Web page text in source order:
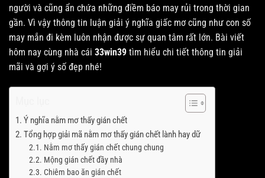
người và cũng ẩn chứa những điềm báo may rủi trong thời gian
gần. Vì vậy thông tin luận giải ý nghĩa giấc mơ cũng như con số
may mắn đi kèm luôn nhận được sự quan tâm rất lớn. Bài viết
hôm nay cùng nhà cái 33win39 tìm hiểu chi tiết thông tin giải
mãi và gợi ý số đẹp nhé!
Ý nghĩa nằm mơ thấy gián chết
Tổng hợp giải mã nằm mơ thấy gián chết lành hay dữ
Nằm mơ thấy gián chết chung chung
Mộng gián chết đầy nhà
Chiêm bao ăn gián chết